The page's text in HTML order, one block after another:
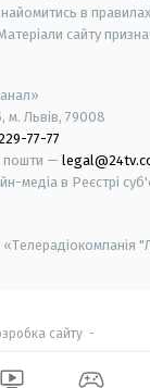
в
сайту
м. Львів, 79008
77-77
пошти —
медіа в Реєстрі
сайту-